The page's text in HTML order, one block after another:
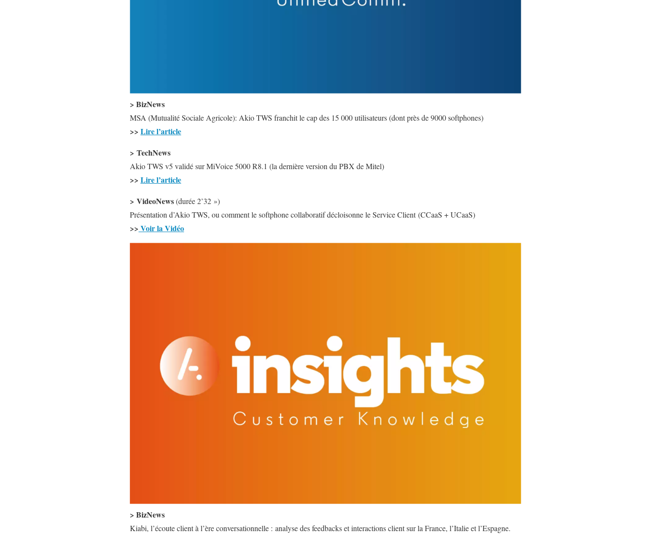
> BizNews
MSA (Mutualité Sociale Agricole): Akio TWS franchit le cap des 15 000 utilisateurs (dont près de 9000 softphones)
>> Lire l’article
> TechNews
Akio TWS v5 validé sur MiVoice 5000 R8.1 (la dernière version du PBX de Mitel)
>> Lire l’article
> VideoNews(durée 2’32 »)
Présentation d’Akio TWS, ou comment le softphone collaboratif décloisonne le Service Client (CCaaS + UCaaS)
>> Voir la Vidéo
> BizNews
Kiabi, l’écoute client à l’ère conversationnelle : analyse des feedbacks et interactions client sur la France, l’Italie et l’Espagne.